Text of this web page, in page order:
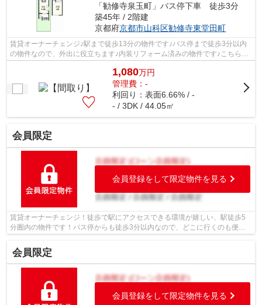
「勧修寺泉玉町」バス停下車 徒歩3分
築45年 / 2階建
京都府京都市山科区勧修寺東堂田町
賃貸オーナーチェンジ♪駅まで徒歩13分の物件です♪バス停まで徒歩3分以内
の物件なので、外出に役立ちます♪内装リフォーム済みの物件です♪こちらの
土地は前面道路6m以上です♪新しい物件...
1,080万円
管理費：-
利回り：表面6.66% / -
- / 3DK / 44.05㎡
会員限定
会員登録をして限定物件を見る
賃貸オーナーチェンジ！徒歩で駅にアクセスできる環境が嬉しい、駅徒歩5
分圏内の物件です！バス停からも徒歩3分以内なので、どこに行くのも便利
な立地です！京都市立小野小学校が通学...
会員限定
会員登録をして限定物件を見る